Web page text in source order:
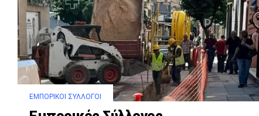
ΕΜΠΟΡΙΚΟΊ ΣΎΛΛΟΓΟΙ